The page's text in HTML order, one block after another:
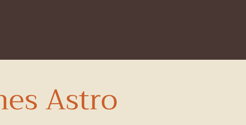
Astro